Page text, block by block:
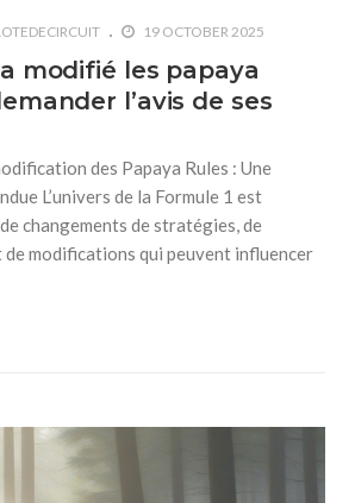
19 OCTOBER 2025
modifié les papaya
l’avis de ses
des Papaya Rules : Une
L’univers de la Formule 1 est
changements de stratégies, de
modifications qui peuvent influencer